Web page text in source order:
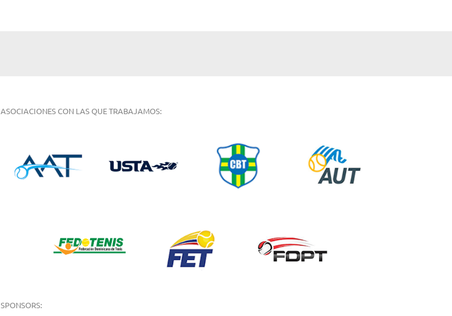
ASOCIACIONES CON LAS QUE TRABAJAMOS:
SPONSORS: